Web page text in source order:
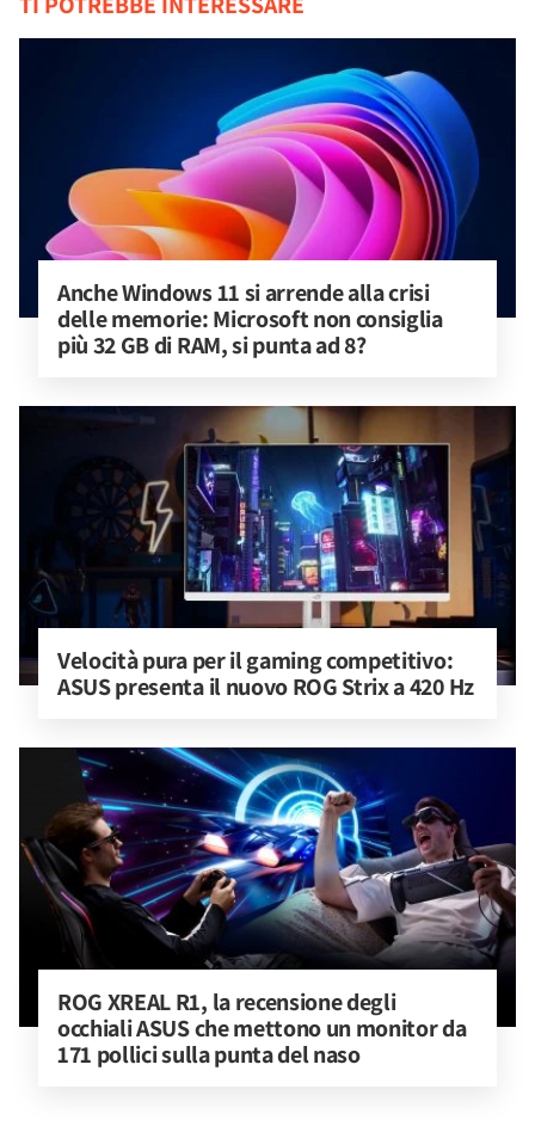
Anche Windows 11 si arrende alla crisi
delle memorie: Microsoft non consiglia
più 32 GB di RAM, si punta ad 8?
Velocità pura per il gaming competitivo:
ASUS presenta il nuovo ROG Strix a 420 Hz
ROG XREAL R1, la recensione degli
occhiali ASUS che mettono un monitor da
171 pollici sulla punta del naso